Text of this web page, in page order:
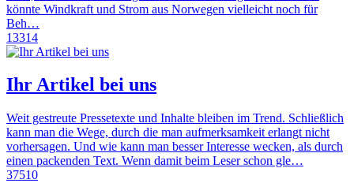
könnte Windkraft und Strom aus Norwegen vielleicht noch für
Beh…
13314
Ihr Artikel bei uns
Weit gestreute Pressetexte und Inhalte bleiben im Trend. Schließlich
kann man die Wege, durch die man aufmerksamkeit erlangt nicht
vorhersagen. Und wie kann man besser Interesse wecken, als durch
einen packenden Text. Wenn damit beim Leser schon gle…
37510